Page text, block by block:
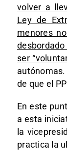
volver a
Ley de
menores
ser
de que el
En este
a esta
la
practica la